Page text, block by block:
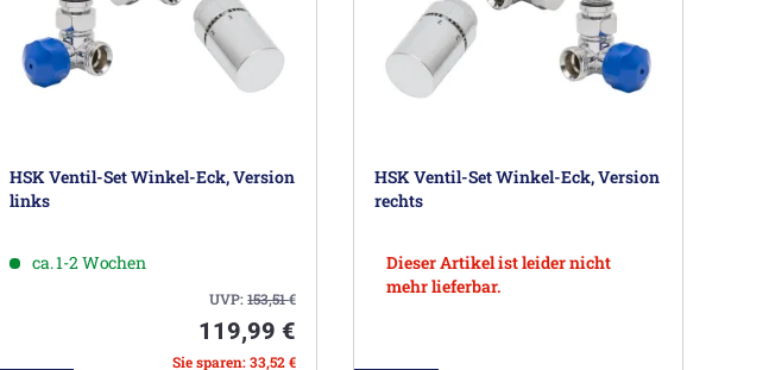
HSK Ventil-Set Winkel-Eck, Version
links
ca. 1-2 Wochen
UVP:153,51€
119,99 €
Sie sparen: 33,52 €
HSK Ventil-Set Winkel-Eck, Version
rechts
Dieser Artikel ist leider nicht
mehr lieferbar.